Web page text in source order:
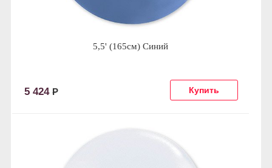
5,5' (165см) Синий
5 424 Р